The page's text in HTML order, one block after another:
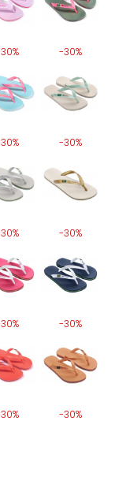
-30%
-30%
-30%
-30%
-30%